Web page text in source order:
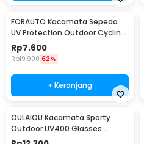
FORAUTO Kacamata Sepeda
UV Protection Outdoor Cycling
Sunglasses - NJ747
Rp7.600
Rp19.900 62%
+ Keranjang
OULAIOU Kacamata Sporty
Outdoor UV400 Glasses
Silicone Frame - 9837